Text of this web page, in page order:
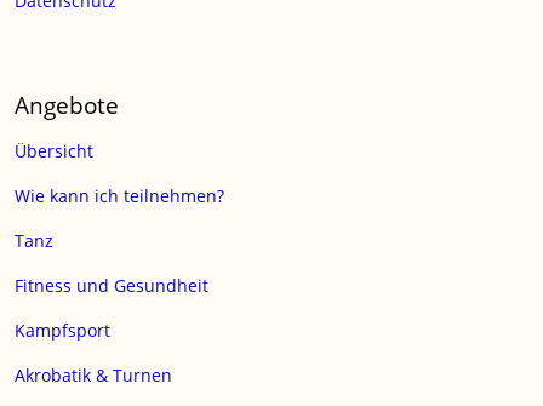
Angebote
Übersicht
Wie kann ich teilnehmen?
Tanz
Fitness und Gesundheit
Kampfsport
Akrobatik & Turnen